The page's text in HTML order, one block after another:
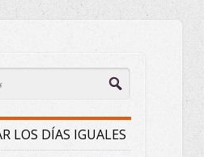
LOS DÍAS IGUALES